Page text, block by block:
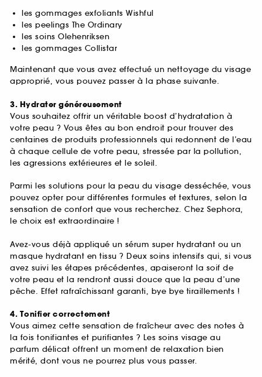
les gommages exfoliants Wishful
les peelings The Ordinary
les soins Olehenriksen
les gommages Collistar
Maintenant que vous avez effectué un nettoyage du visage
approprié, vous pouvez passer à la phase suivante.
3. Hydrater généreusement
Vous souhaitez offrir un véritable boost d’hydratation à
votre peau ? Vous êtes au bon endroit pour trouver des
centaines de produits professionnels qui redonnent de l’eau
à chaque cellule de votre peau, stressée par la pollution,
les agressions extérieures et le soleil.
Parmi les solutions pour la peau du visage desséchée, vous
pouvez opter pour différentes formules et textures, selon la
sensation de confort que vous recherchez. Chez Sephora,
le choix est extraordinaire !
Avez-vous déjà appliqué un sérum super hydratant ou un
masque hydratant en tissu ? Deux soins intensifs qui, si vous
avez suivi les étapes précédentes, apaiseront la soif de
votre peau et la rendront aussi douce que la peau d’une
pêche. Effet rafraîchissant garanti, bye bye tiraillements !
4. Tonifier correctement
Vous aimez cette sensation de fraîcheur avec des notes à
la fois tonifiantes et purifiantes ? Les soins visage au
parfum délicat offrent un moment de relaxation bien
mérité, dont vous ne pourrez plus vous passer.